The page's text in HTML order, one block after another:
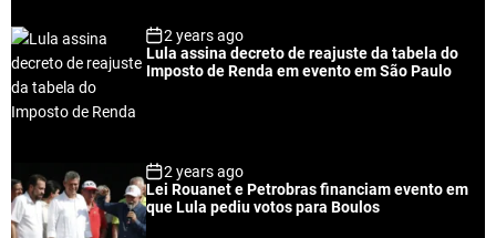
2 years ago
Lula assina decreto de reajuste da tabela do
Imposto de Renda em evento em São Paulo
2 years ago
Lei Rouanet e Petrobras financiam evento em
que Lula pediu votos para Boulos